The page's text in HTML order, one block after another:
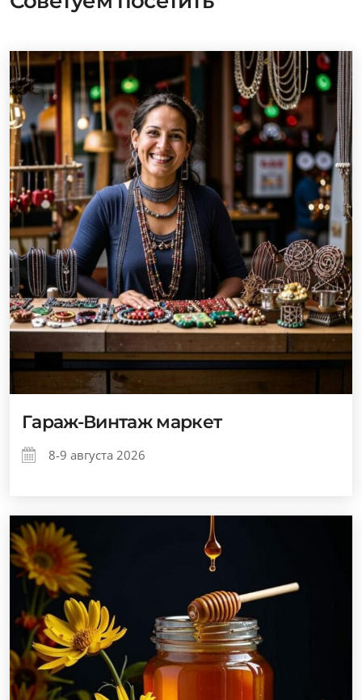
Гараж-Винтаж маркет
8-9 августа 2026